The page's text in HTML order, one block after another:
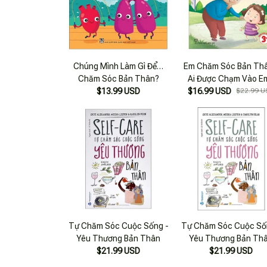
Chúng Mình Làm Gì Để…
Chăm Sóc Bản Thân?
$13.99 USD
Em Chăm Sóc Bản
Ai Được Chạm Vào
$16.99 USD
$22.99
Tự Chăm Sóc Cuộc Sống -
Yêu Thương Bản Thân
$21.99 USD
Tự Chăm Sóc Cuộc
Yêu Thương Bản
$21.99 USD